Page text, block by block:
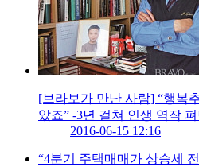
[브라보가 만난 사람] “행복
았죠” -3년 걸쳐 인생 역작
2016-06-15 12:16
“4분기 주택매매가 상승세